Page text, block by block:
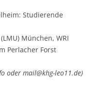
Studierende
München, WRI
Perlacher Forst
oder mail@khg-leo11.de)